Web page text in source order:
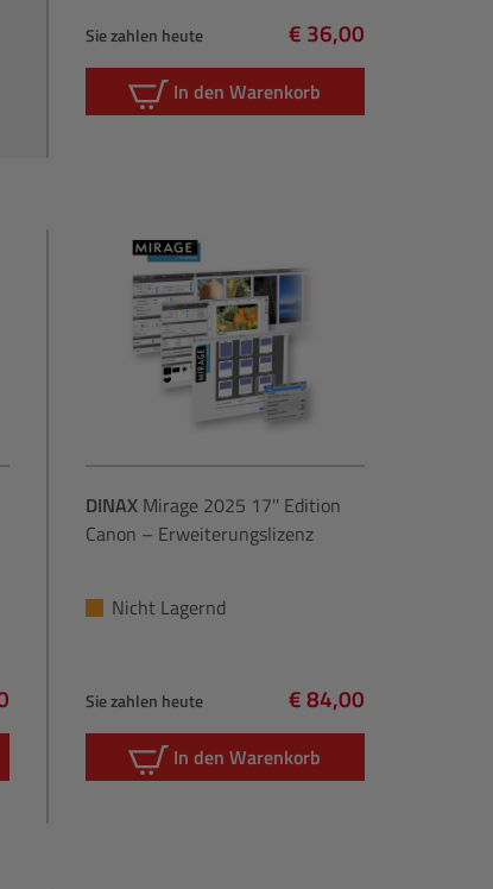
Sie zahlen heute
Regulärer Preis:
€ 36,00
In den Warenkorb
Preis:
DINAXMirage 2025 17'' Edition
Canon – Erweiterungslizenz
Nicht Lagernd
Sie zahlen heute
Regulärer Preis:
€ 84,00
In den Warenkorb